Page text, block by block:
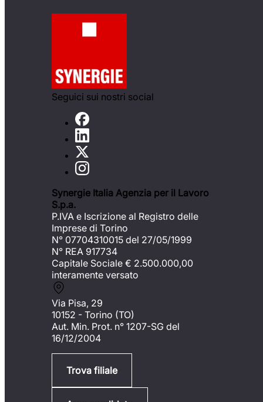
Seguici sui nostri social
Synergie Italia Agenzia per il Lavoro
S.p.a.
P.IVA e Iscrizione al Registro delle
Imprese di Torino
N° 07704310015 del 27/05/1999
N° REA 917734
Capitale Sociale € 2.500.000,00
interamente versato
Via Pisa, 29
10152 - Torino (TO)
Aut. Min. Prot. n° 1207-SG del
16/12/2004
Trova filiale